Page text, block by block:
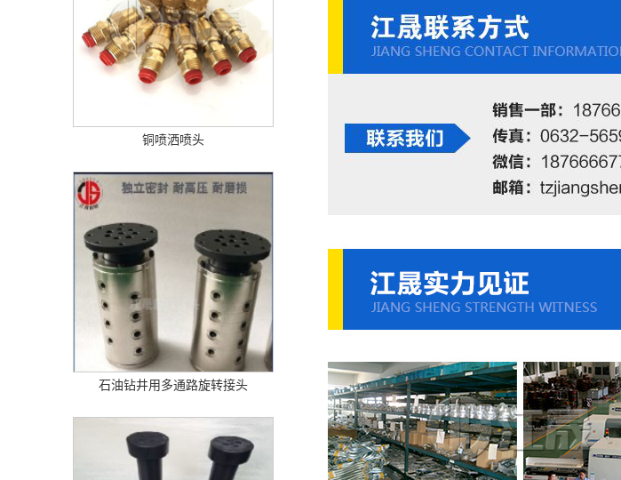
铜喷洒喷头
石油钻井用多通路旋转接头